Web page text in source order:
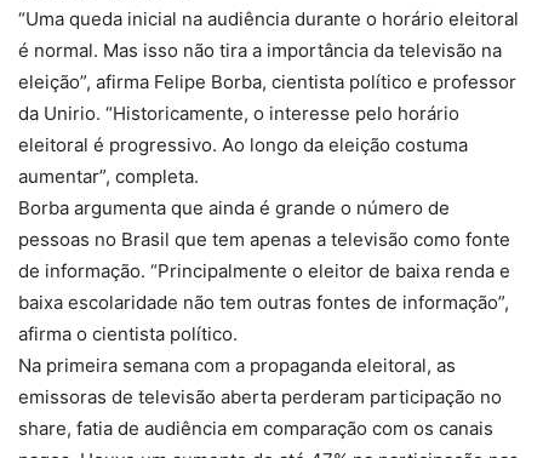
“Uma queda inicial na audiência durante o horário eleitoral
é normal. Mas isso não tira a importância da televisão na
eleição”, afirma Felipe Borba, cientista político e professor
da Unirio. “Historicamente, o interesse pelo horário
eleitoral é progressivo. Ao longo da eleição costuma
aumentar”, completa.
Borba argumenta que ainda é grande o número de
pessoas no Brasil que tem apenas a televisão como fonte
de informação. “Principalmente o eleitor de baixa renda e
baixa escolaridade não tem outras fontes de informação”,
afirma o cientista político.
Na primeira semana com a propaganda eleitoral, as
emissoras de televisão aberta perderam participação no
share, fatia de audiência em comparação com os canais